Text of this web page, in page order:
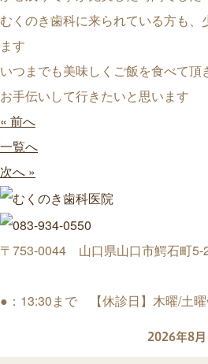
むくのき歯科に来られている方も、
ます
いつまでも美味しくご飯を食べて
お手伝いして行きたいと思います
« 前へ
一覧へ
次へ »
〒753-0044 山口県山口市鰐石町5-
●：13:30まで 【休診日】木曜/土曜
2026年8月